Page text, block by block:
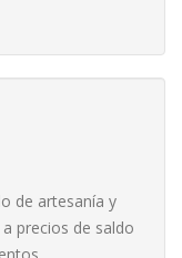
de artesanía y
precios de saldo